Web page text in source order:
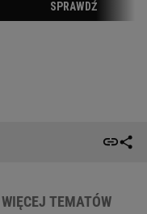
WIĘCEJ TEMATÓW